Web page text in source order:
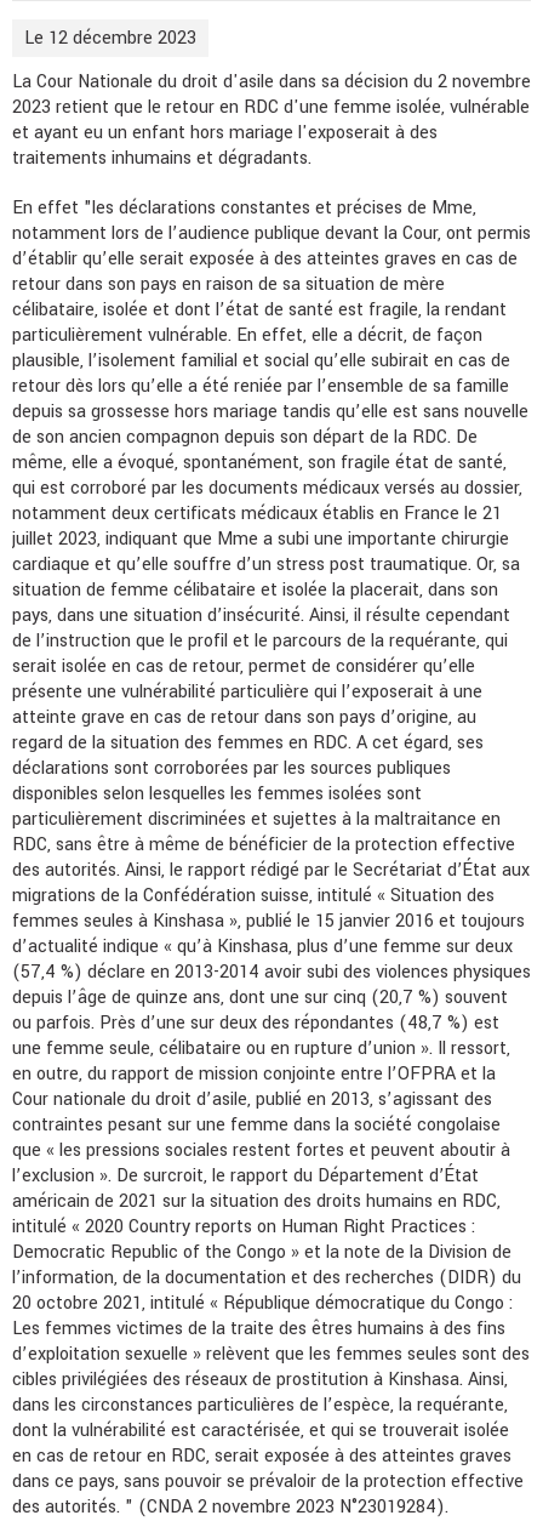
Le 12 décembre 2023
La Cour Nationale du droit d'asile dans sa décision du 2 novembre
2023 retient que le retour en RDC d'une femme isolée, vulnérable
et ayant eu un enfant hors mariage l'exposerait à des
traitements inhumains et dégradants.
En effet "les déclarations constantes et précises de Mme,
notamment lors de l’audience publique devant la Cour, ont permis
d’établir qu’elle serait exposée à des atteintes graves en cas de
retour dans son pays en raison de sa situation de mère
célibataire, isolée et dont l’état de santé est fragile, la rendant
particulièrement vulnérable. En effet, elle a décrit, de façon
plausible, l’isolement familial et social qu’elle subirait en cas de
retour dès lors qu’elle a été reniée par l’ensemble de sa famille
depuis sa grossesse hors mariage tandis qu’elle est sans nouvelle
de son ancien compagnon depuis son départ de la RDC. De
même, elle a évoqué, spontanément, son fragile état de santé,
qui est corroboré par les documents médicaux versés au dossier,
notamment deux certificats médicaux établis en France le 21
juillet 2023, indiquant que Mme a subi une importante chirurgie
cardiaque et qu’elle souffre d’un stress post traumatique. Or, sa
situation de femme célibataire et isolée la placerait, dans son
pays, dans une situation d’insécurité. Ainsi, il résulte cependant
de l’instruction que le profil et le parcours de la requérante, qui
serait isolée en cas de retour, permet de considérer qu’elle
présente une vulnérabilité particulière qui l’exposerait à une
atteinte grave en cas de retour dans son pays d’origine, au
regard de la situation des femmes en RDC. A cet égard, ses
déclarations sont corroborées par les sources publiques
disponibles selon lesquelles les femmes isolées sont
particulièrement discriminées et sujettes à la maltraitance en
RDC, sans être à même de bénéficier de la protection effective
des autorités. Ainsi, le rapport rédigé par le Secrétariat d’État aux
migrations de la Confédération suisse, intitulé « Situation des
femmes seules à Kinshasa », publié le 15 janvier 2016 et toujours
d’actualité indique « qu’à Kinshasa, plus d’une femme sur deux
(57,4 %) déclare en 2013-2014 avoir subi des violences physiques
depuis l’âge de quinze ans, dont une sur cinq (20,7 %) souvent
ou parfois. Près d’une sur deux des répondantes (48,7 %) est
une femme seule, célibataire ou en rupture d’union ». Il ressort,
en outre, du rapport de mission conjointe entre l’OFPRA et la
Cour nationale du droit d’asile, publié en 2013, s’agissant des
contraintes pesant sur une femme dans la société congolaise
que « les pressions sociales restent fortes et peuvent aboutir à
l’exclusion ». De surcroit, le rapport du Département d’État
américain de 2021 sur la situation des droits humains en RDC,
intitulé « 2020 Country reports on Human Right Practices :
Democratic Republic of the Congo » et la note de la Division de
l’information, de la documentation et des recherches (DIDR) du
20 octobre 2021, intitulé « République démocratique du Congo :
Les femmes victimes de la traite des êtres humains à des fins
d’exploitation sexuelle » relèvent que les femmes seules sont des
cibles privilégiées des réseaux de prostitution à Kinshasa. Ainsi,
dans les circonstances particulières de l’espèce, la requérante,
dont la vulnérabilité est caractérisée, et qui se trouverait isolée
en cas de retour en RDC, serait exposée à des atteintes graves
dans ce pays, sans pouvoir se prévaloir de la protection effective
des autorités. " (CNDA 2 novembre 2023 N°23019284).